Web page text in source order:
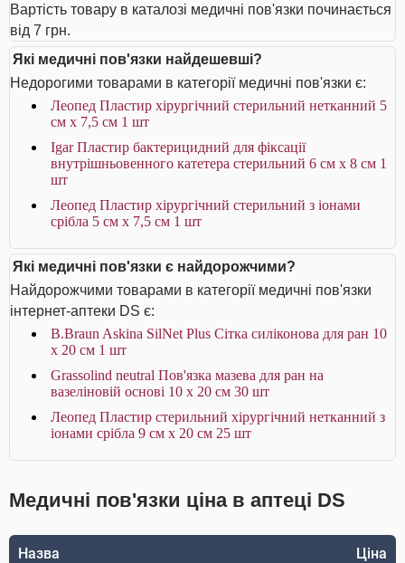
Вартість товару в каталозі медичні пов'язки починається
від 7 грн.
Які медичні пов'язки найдешевші?
Недорогими товарами в категорії медичні пов'язки є:
Леопед Пластир хірургічний стерильний нетканний 5
см х 7,5 см 1 шт
Igar Пластир бактерицидний для фіксації
внутрішньовенного катетера стерильний 6 см х 8 см 1
шт
Леопед Пластир хірургічний стерильний з іонами
срібла 5 см х 7,5 см 1 шт
Які медичні пов'язки є найдорожчими?
Найдорожчими товарами в категорії медичні пов'язки
інтернет-аптеки DS є:
B.Braun Askina SilNet Plus Сітка силіконова для ран 10
x 20 см 1 шт
Grassolind neutral Пов'язка мазева для ран на
вазеліновій основі 10 х 20 см 30 шт
Леопед Пластир стерильний хірургічний нетканний з
іонами срібла 9 см х 20 см 25 шт
Медичні пов'язки ціна в аптеці DS
Назва Ціна